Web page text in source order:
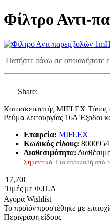
Φίλτρο Αντι-
Πατήστε πάνω σε οποιαδήποτε
Share:
Κατασκευαστής MIFLEX Τύπος
Ρεύμα λειτουργίας 16A Έξοδοι
Εταιρεία: MIFLEX
Κωδικός είδους:
Διαθεσιμότητα:
Σημαντικό: Για παραλαβή από
17,70€
Τιμές με Φ.Π.Α
Αγορά Wishlist
Το προϊόν προστέθηκε με
Περιγραφή είδους